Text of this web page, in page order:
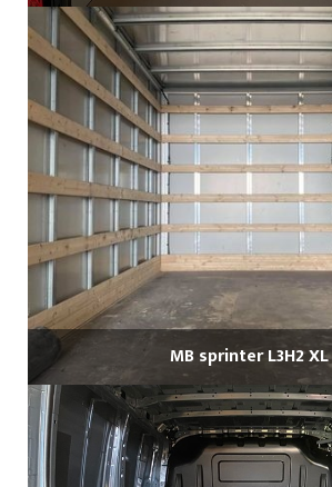
MB sprinter L3H2 XL